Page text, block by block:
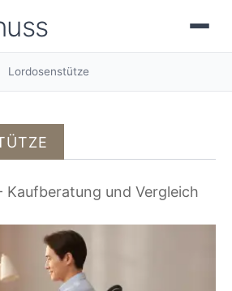
Lordosenstütze
und Vergleich